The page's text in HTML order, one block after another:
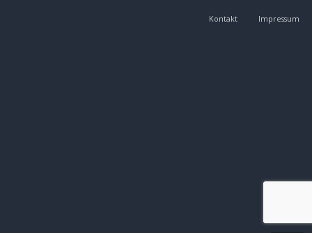
Kontakt Impressum